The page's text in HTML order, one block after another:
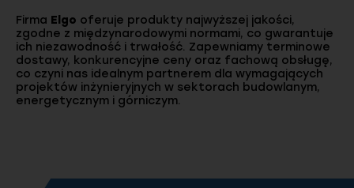
Firma Elgo oferuje produkty najwyższej jakości,
zgodne z międzynarodowymi normami, co gwarantuje
ich niezawodność i trwałość. Zapewniamy terminowe
dostawy, konkurencyjne ceny oraz fachową obsługę,
co czyni nas idealnym partnerem dla wymagających
projektów inżynieryjnych w sektorach budowlanym,
energetycznym i górniczym.